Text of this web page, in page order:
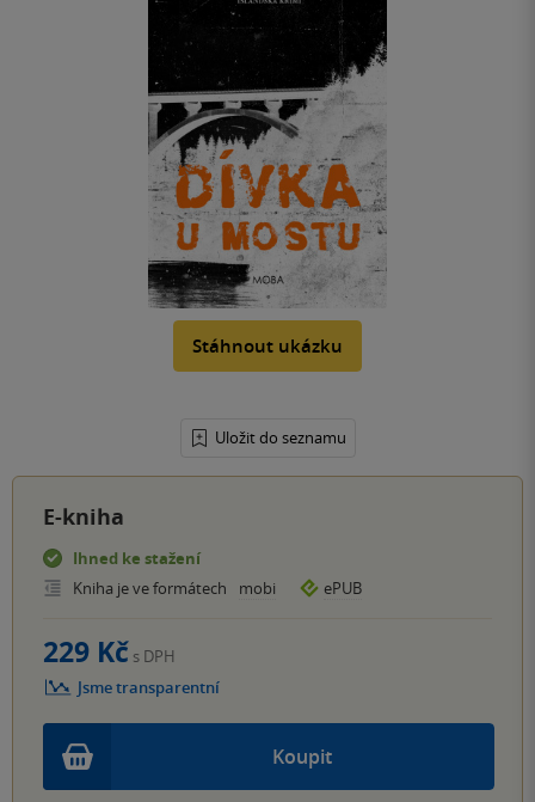
Stáhnout ukázku
Uložit do seznamu
E-kniha
Ihned ke stažení
Kniha je ve formátech
mobi ePUB
Koupit
229 Kč s DPH
Jsme transparentní